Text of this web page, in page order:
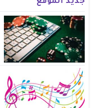
جديد الموقع